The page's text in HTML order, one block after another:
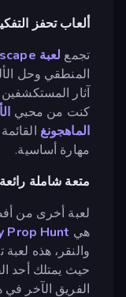
ألعاب تحفز
تجمع لعبة Faraway: Puzzle Escape
المنطقي وحل
آثار
كنت من محبي
الماهجونغ
مهارة أساسية.
متعة شاملة رائعة
لعبة أخرى من
هي Prop Hunt
والنقر، هذه
حيث يمتلك أحد
الفريق الآخر في